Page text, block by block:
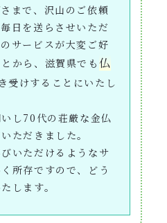
まで、沢山のご依頼
日を送らさせいただ
サービスが大変ご好
から、滋賀県でも 仏
受けすることにいたし
し70代の荘厳な金仏
ただきました。
いただけるようなサ
所存ですので、どう
します。